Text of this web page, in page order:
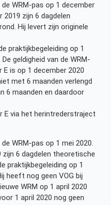
WRM-pas op 1 december
2019 zijn 6 dagdelen
Hij levert zijn originele
praktijkbegeleiding op 1
geldigheid van de WRM-
is op 1 december 2020
met 6 maanden verlengd
6 maanden en daardoor
E via het herintrederstraject
WRM-pas op 1 mei 2020.
6 dagdelen theoretische
praktijkbegeleiding op 1
heeft nog geen VOG bij
WRM op 1 april 2020
1 april 2020 nog geen